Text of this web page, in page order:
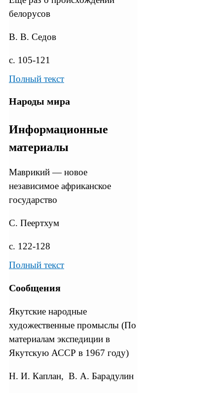
белорусов
В. В. Седов
с. 105-121
Полный текст
Народы мира
Информационные
материалы
Маврикий — новое
независимое африканское
государство
С. Пеертхум
с. 122-128
Полный текст
Сообщения
Якутские народные
художественные промыслы (По
материалам экспедиции в
Якутскую АССР в 1967 году)
Н. И. Каплан, В. А. Барадулин